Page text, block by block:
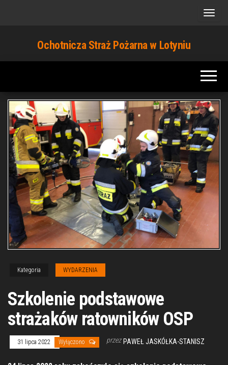
Ochotnicza Straż Pożarna w Lotyniu
Kategoria WYDARZENIA
Szkolenie podstawowe
strażaków ratowników OSP
31 lipca 2022 Wyłączono przez PAWEŁ JASKÓŁKA-STANISZ